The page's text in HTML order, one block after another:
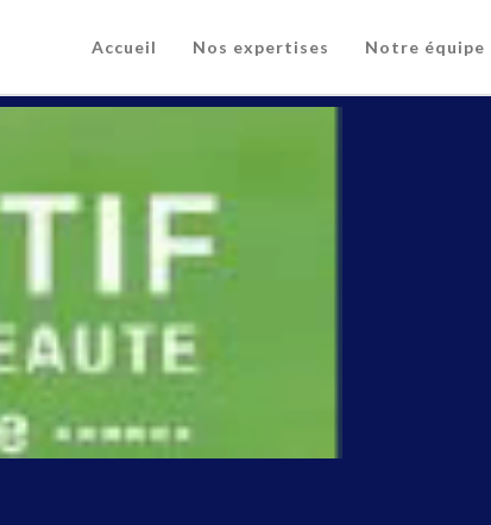
Accueil Nos expertises Notre équipe